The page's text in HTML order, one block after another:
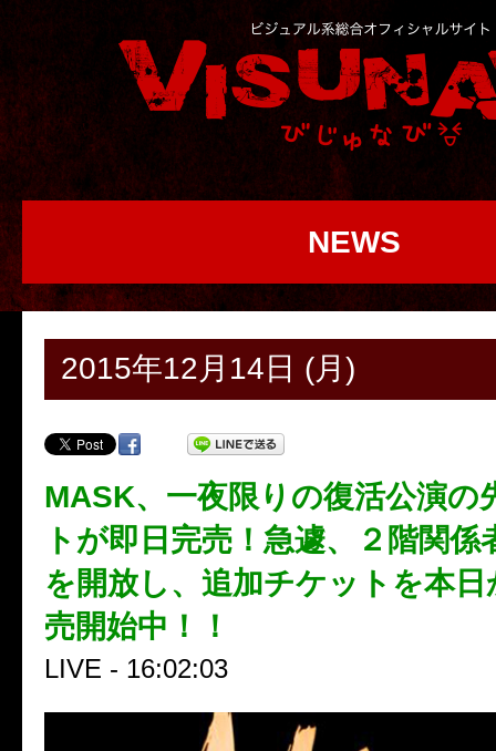
NEWS
2015年12月14日 (月)
MASK、一夜限りの復活公演の
トが即日完売！急遽、２階関係
を開放し、追加チケットを本日
売開始中！！
LIVE - 16:02:03